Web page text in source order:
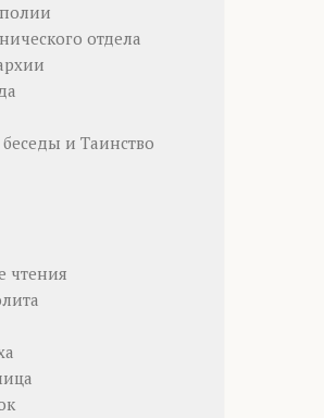
отдела
и Таинство
чтения